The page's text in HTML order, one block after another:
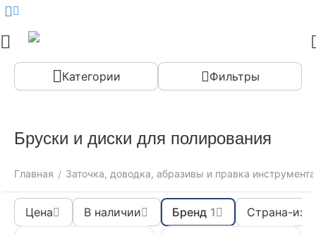
Категории Фильтры
Бруски и диски для полирования
Главная / Заточка, доводка, абразивы и правка инструмента
Цена В наличии Бренд 1 Страна-
Меню